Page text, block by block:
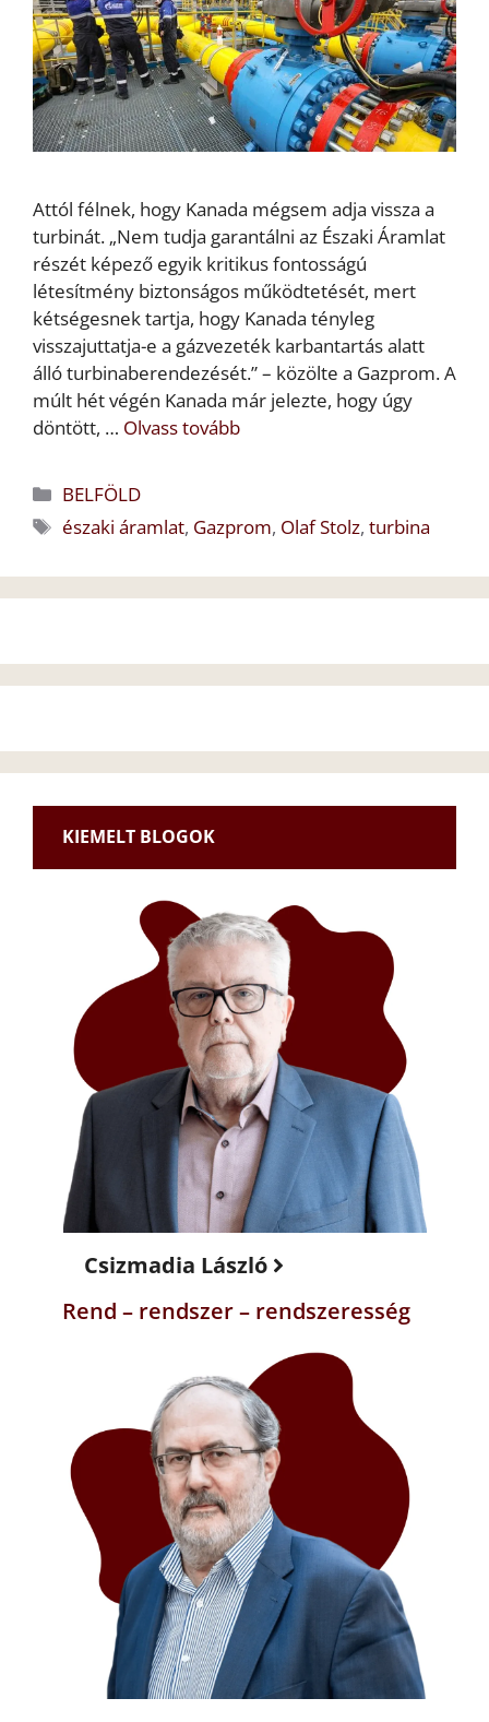
Attól félnek, hogy Kanada mégsem adja vissza a
turbinát. „Nem tudja garantálni az Északi Áramlat
részét képező egyik kritikus fontosságú
létesítmény biztonságos működtetését, mert
kétségesnek tartja, hogy Kanada tényleg
visszajuttatja-e a gázvezeték karbantartás alatt
álló turbinaberendezését.” – közölte a Gazprom. A
múlt hét végén Kanada már jelezte, hogy úgy
döntött, … Olvass tovább
Kategória
BELFÖLD
Címkék
északi áramlat, Gazprom, Olaf Stolz,turbina
KIEMELT BLOGOK
Csizmadia László
Rend – rendszer – rendszeresség